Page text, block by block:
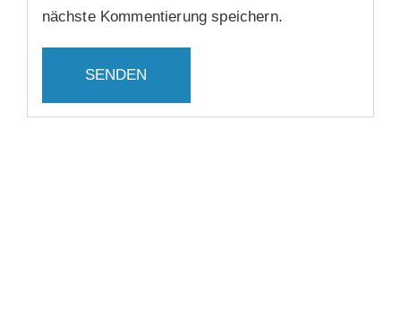
nächste Kommentierung speichern.